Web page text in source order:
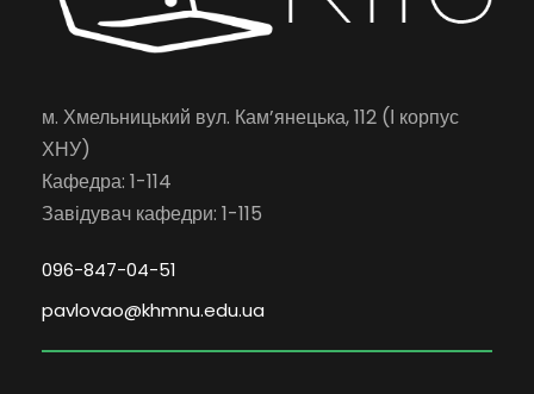
м. Хмельницький вул. Кам’янецька, 112 (І корпус
ХНУ)
Кафедра: 1-114
Завідувач кафедри: 1-115
096-847-04-51
pavlovao@khmnu.edu.ua